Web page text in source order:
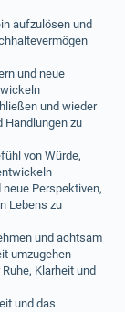
aufzulösen und
und neue
und wieder
Handlungen zu
von Würde,
Perspektiven,
Lebens zu
und achtsam
umzugehen
Klarheit und
und das